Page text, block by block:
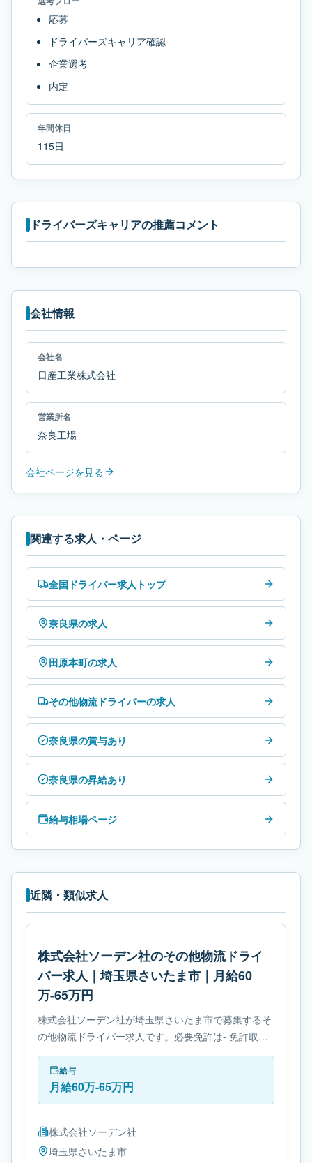
応募
ドライバーズキャリア確認
企業選考
内定
年間休日
115日
ドライバーズキャリアの推薦コメント
会社情報
会社名
日産工業株式会社
営業所名
奈良工場
会社ページを見る
関連する求人・ページ
全国ドライバー求人トップ
奈良県の求人
田原本町の求人
その他物流ドライバーの求人
奈良県の賞与あり
奈良県の昇給あり
給与相場ページ
近隣・類似求人
株式会社ソーデン社のその他物流ドライ
バー求人｜埼玉県さいたま市｜月給60
万-65万円
株式会社ソーデン社が埼玉県さいたま市で募集するそ
の他物流ドライバー求人です。必要免許は- 免許取得
制度ありです。
給与
月給60万-65万円
株式会社ソーデン社
埼玉県さいたま市